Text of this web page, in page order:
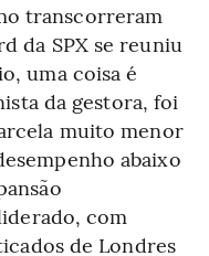
transcorreram
da SPX se reuniu
uma coisa é
da gestora, foi
muito menor
abaixo
com
de Londres